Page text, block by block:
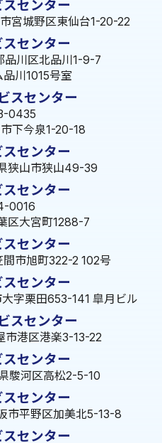
センター
宮城野区東仙台1-20-22
センター
品川区北品川1-9-7
品川1015号室
スセンター
0435
下今泉1-20-18
センター
狭山市狭山49-39
センター
0016
区大宮町1288-7
センター
市旭町322-2 102号
センター
字栗田653-141 皐月ビル
スセンター
市港区港楽3-13-22
センター
駿河区高松2-5-10
センター
市平野区加美北5-13-8
センター